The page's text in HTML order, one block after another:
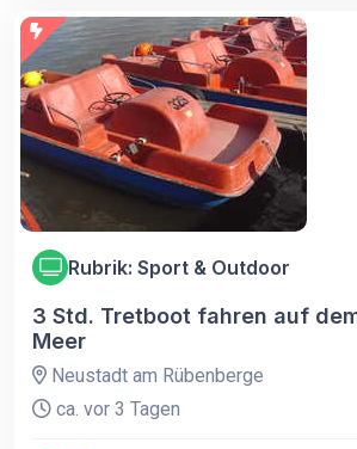
Rubrik: Sport & Outdoor
3 Std. Tretboot fahren auf
Meer
Neustadt am Rübenberge
ca. vor 3 Tagen